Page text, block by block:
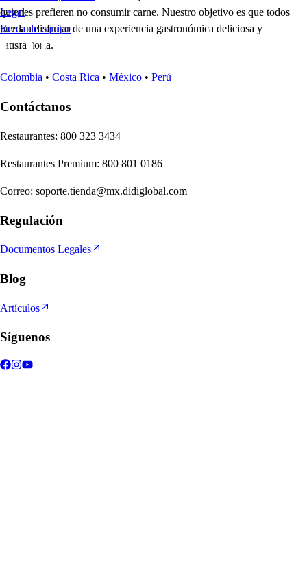
quienes prefieren no consumir carne. Nuestro objetivo es que todos
puedan disfrutar de una experiencia gastronómica deliciosa y
satisfactoria.
Legal
Renta de equipo
Colombia • Costa Rica • México • Perú
Contáctanos
Restaurantes: 800 323 3434
Restaurantes Premium: 800 801 0186
Correo: soporte.tienda@mx.didiglobal.com
Regulación
Documentos Legales
Blog
Artículos
Síguenos